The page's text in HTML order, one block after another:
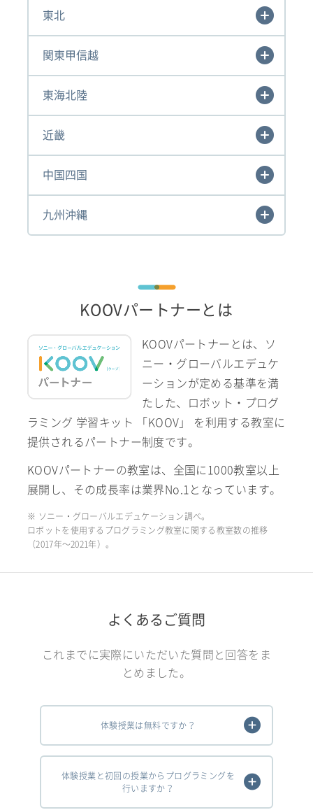
東北
関東甲信越
東海北陸
近畿
中国四国
九州沖縄
KOOVパートナーとは
KOOVパートナーとは、ソ
ニー・グローバルエデュケ
ーションが定める基準を満
たした、ロボット・プログ
ラミング 学習キット 「KOOV」 を利用する教室に
提供されるパートナー制度です。
KOOVパートナーの教室は、全国に1000教室以上
展開し、その成長率は業界No.1となっています。
※ ソニー・グローバルエデュケーション調べ。
ロボットを使用するプログラミング教室に関する教室数の推移
（2017年〜2021年）。
よくあるご質問
これまでに実際にいただいた質問と回答をま
とめました。
体験授業は無料ですか？
体験授業と初回の授業からプログラミングを
行いますか？